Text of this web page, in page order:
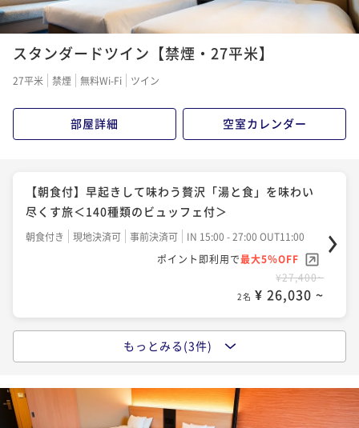
【夕食付】豪快な漁師飯を堪能＆解放感あふれる格別
インフィニティ露天風呂＜夕食付きプラン＞
¥31,200~
2名 ¥ 29,640 ~
【2食付】豪快に繊細な「地の魚、旬の魚」を味わい尽
くす宿＜朝夕食付きプラン＞
二食付き 現地決済可 事前決済可
IN 15:00 - 27:00 OUT11:00
ポイント即利用で 最大5％OFF
¥36,200~
2名 ¥ 34,390 ~
スタンダードツイン【禁煙・27平米】
27平米 禁煙 無料Wi-Fi ツイン
部屋詳細 空室カレンダー
【朝食付】早起きして味わう贅沢「湯と食」を味わい
尽くす旅＜140種類のビュッフェ付＞
朝食付き 現地決済可 事前決済可
IN 15:00 - 27:00 OUT11:00
ポイント即利用で最大5％OFF
¥27,400~
2名 ¥ 26,030 ~
＜早割30＞30日前までの予約でお得に「北海道最大級
二食付き 事前決済可
IN 15:00 - 27:00 OUT11:00
ポイント即利用で最大5％OFF
もっとみる(3件)